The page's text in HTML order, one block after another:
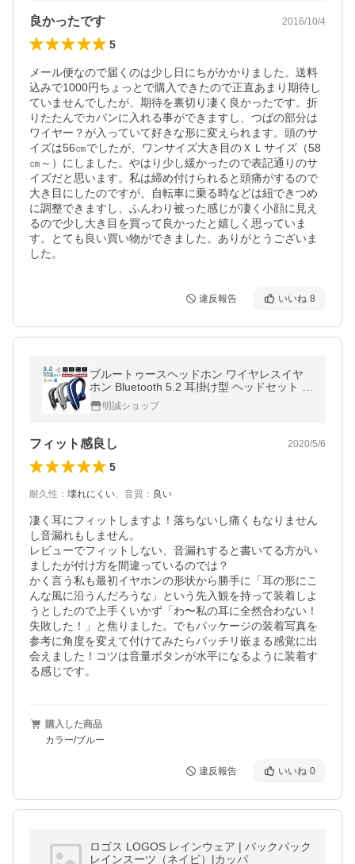
良かったです 2016/10/4
5
メール便なので届くのは少し日にちがかかりました。送料
込みで1000円ちょっとで購入できたので正直あまり期待し
ていませんでしたが、期待を裏切り凄く良かったです。折
りたたんでカバンに入れる事ができますし、つばの部分は
ワイヤー？が入っていて好きな形に変えられます。頭のサ
イズは56㎝でしたが、ワンサイズ大き目のＸＬサイズ（58
㎝～）にしました。やはり少し緩かったので表記通りのサ
イズだと思います。私は締め付けられると頭痛がするので
大き目にしたのですが、自転車に乗る時などは紐できつめ
に調整できますし、ふんわり被った感じが凄く小顔に見え
るので少し大き目を買って良かったと嬉しく思っていま
す。とても良い買い物ができました。ありがとうございま
した。
違反報告 いいね 8
ブルートゥースヘッドホン ワイヤレスイヤ
ホン Bluetooth 5.2 耳掛け型 ヘッドセット 左
右耳通用 最高音質 無痛装着 180°回転【PL
保険加入済み製品・安心】
明誠ショップ
フィット感良し 2020/5/6
5
耐久性 ： 壊れにくい、 音質 ： 良い
凄く耳にフィットしますよ！落ちないし痛くもなりません
し音漏れもしません。
レビューでフィットしない、音漏れすると書いてる方がい
ましたが付け方を間違っているのでは？
かく言う私も最初イヤホンの形状から勝手に「耳の形にこ
んな風に沿うんだろうな」という先入観を持って装着しよ
うとしたので上手くいかず「わ〜私の耳に全然合わない！
失敗した！」と焦りました。でもパッケージの装着写真を
参考に角度を変えて付けてみたらバッチリ嵌まる感覚に出
会えました！コツは音量ボタンが水平になるように装着す
る感じです。
購入した商品
カラー/ブルー
違反報告 いいね 0
ロゴス LOGOS レインウェア | バックパック
レインスーツ（ネイビ）|カッパ